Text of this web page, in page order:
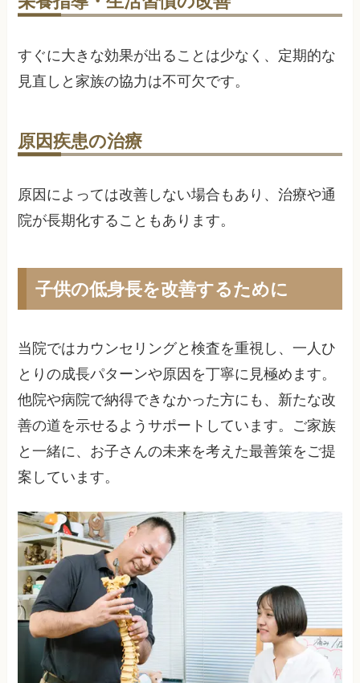
すぐに大きな効果が出ることは少なく、定期的な
見直しと家族の協力は不可欠です。
原因疾患の治療
原因によっては改善しない場合もあり、治療や通
院が長期化することもあります。
子供の低身長を改善するために
当院ではカウンセリングと検査を重視し、一人ひ
とりの成長パターンや原因を丁寧に見極めます。
他院や病院で納得できなかった方にも、新たな改
善の道を示せるようサポートしています。ご家族
と一緒に、お子さんの未来を考えた最善策をご提
案しています。